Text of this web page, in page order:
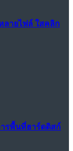
ลายไฟล์ ใสคลิก
ารพื้นที่ฮาร์ดดิสก์